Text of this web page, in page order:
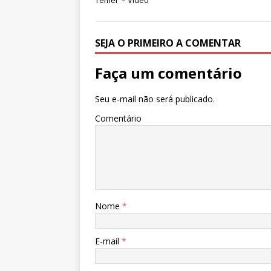
SEJA O PRIMEIRO A COMENTAR
Faça um comentário
Seu e-mail não será publicado.
Comentário
Nome *
E-mail *